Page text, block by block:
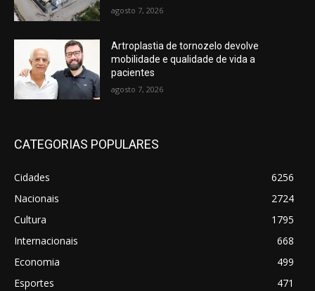
agosto 7, 2026
Artroplastia de tornozelo devolve
mobilidade e qualidade de vida a
pacientes
agosto 7, 2026
CATEGORIAS POPULARES
Cidades
6256
Nacionais
2724
Cultura
1795
Internacionais
668
Economia
499
Esportes
471